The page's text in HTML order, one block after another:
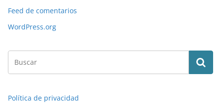
Feed de comentarios
WordPress.org
Política de privacidad